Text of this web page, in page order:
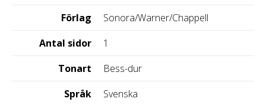
Förlag
Sonora/Warner/Chappell
Antal sidor
1
Tonart
Bess-dur
Språk
Svenska